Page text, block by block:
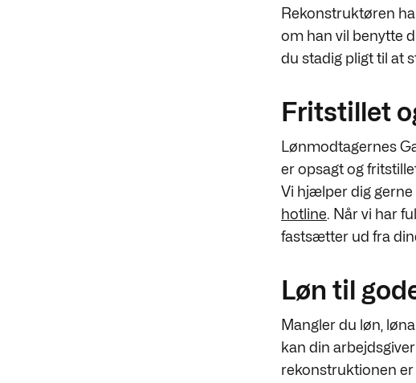
Rekonstruktøren
om han vil benytte
du stadig pligt til at
Fritstillet
Lønmodtagernes
er opsagt og
Vi hjælper dig gerne
hotline. Når vi har
fastsætter ud fra
Løn til
Mangler du løn,
kan din
rekonstruktionen er